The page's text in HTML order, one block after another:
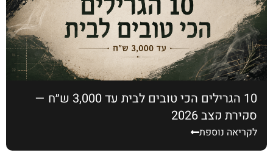
10 הגרילים הכי טובים לבית עד 3,000 ש״ח —
סקירת קצב 2026
לקריאה נוספת